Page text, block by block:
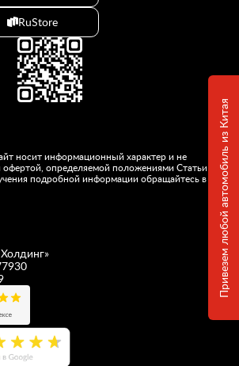
Привезем любой автомобиль из Китая
носит информационный характер и не
офертой, определяемой положениями Статьи
подробной информации обращайтесь в
»
RuStore